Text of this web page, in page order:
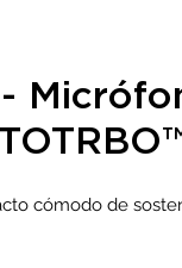
cómodo de